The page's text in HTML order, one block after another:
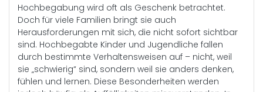
Hochbegabung wird oft als Geschenk betrachtet.
Doch für viele Familien bringt sie auch
Herausforderungen mit sich, die nicht sofort sichtbar
sind. Hochbegabte Kinder und Jugendliche fallen
durch bestimmte Verhaltensweisen auf – nicht, weil
sie „schwierig“ sind, sondern weil sie anders denken,
fühlen und lernen. Diese Besonderheiten werden